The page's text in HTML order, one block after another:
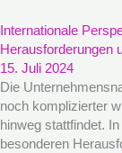
Internationale
Herausforderungen
15. Juli 2024
Die
noch komplizierter
hinweg stattfindet.
besonderen